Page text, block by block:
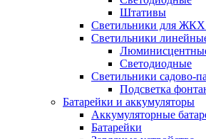
Штативы
Светильники для
Светильники
Светодиодные
Светильники садово-
Подсветка
Батарейки и аккумуляторы
Аккумуляторные
Батарейки